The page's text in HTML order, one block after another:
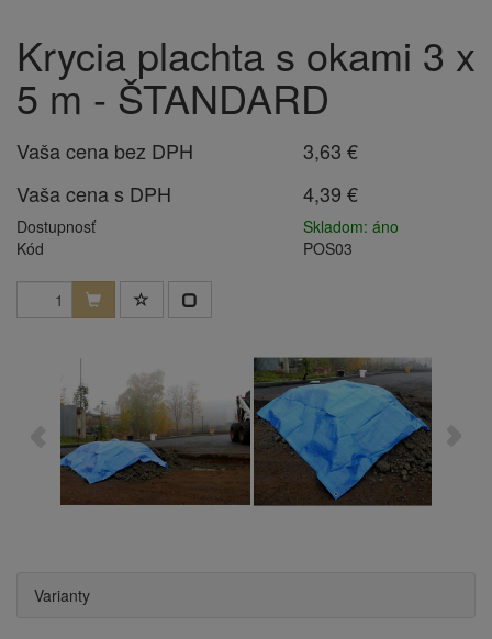
Krycia plachta s okami 3 x
5 m - ŠTANDARD
Vaša cena bez DPH
3,63 €
Vaša cena s DPH
4,39 €
Dostupnosť
Skladom: áno
Kód
POS03
Varianty